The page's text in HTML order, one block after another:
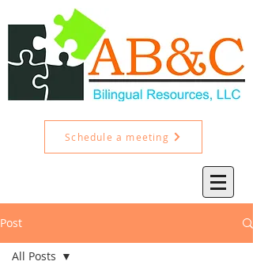
Schedule a meeting
Post
All Posts